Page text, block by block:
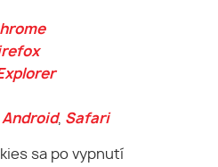
Android, Safari
sa po vypnutí